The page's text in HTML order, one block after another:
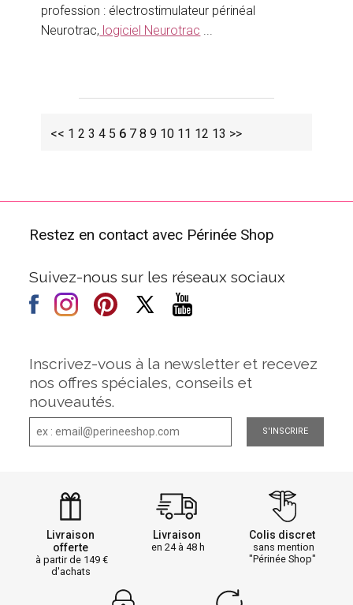
profession : électrostimulateur périnéal
Neurotrac, logiciel Neurotrac
<< 1 2 3 4 5 6 7 8 9 10 11 12 13 >>
Restez en contact avec Périnée Shop
Suivez-nous sur les réseaux sociaux
Inscrivez-vous à la newsletter et recevez
nos offres spéciales, conseils et
nouveautés.
S'INSCRIRE
Livraison
offerte
à partir de 149
d'achats
Livraison
en 24 à 48 h
Colis discret
sans mention
"Périnée Shop"